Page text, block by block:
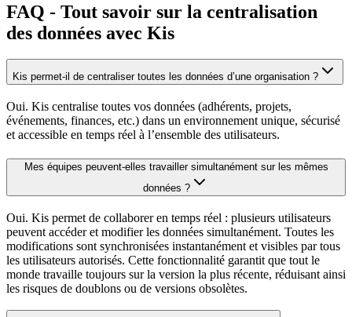
FAQ - Tout savoir sur la centralisation
des données avec Kis
Kis permet-il de centraliser toutes les données d’une organisation ?
Oui. Kis centralise toutes vos données (adhérents, projets,
événements, finances, etc.) dans un environnement unique, sécurisé
et accessible en temps réel à l’ensemble des utilisateurs.
Mes équipes peuvent-elles travailler simultanément sur les mêmes
données ?
Oui. Kis permet de collaborer en temps réel : plusieurs utilisateurs
peuvent accéder et modifier les données simultanément. Toutes les
modifications sont synchronisées instantanément et visibles par tous
les utilisateurs autorisés. Cette fonctionnalité garantit que tout le
monde travaille toujours sur la version la plus récente, réduisant ainsi
les risques de doublons ou de versions obsolètes.